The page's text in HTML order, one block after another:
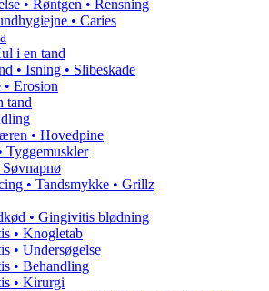
• Røntgen • Rensning
• Caries
i en tand
• Isning • Slibeskade
• Erosion
tand
• Hovedpine
Tyggemuskler
Søvnapnø
• Tandsmykke • Grillz
• Gingivitis blødning
• Knogletab
• Undersøgelse
• Behandling
• Kirurgi